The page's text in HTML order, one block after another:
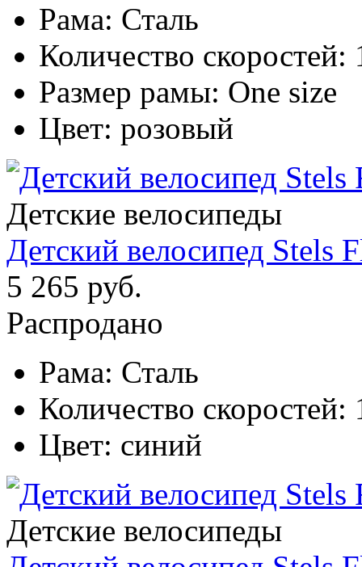
Рама: Сталь
Количество скоростей:
Размер рамы: One size
Цвет: розовый
Детские велосипеды
Детский велосипед Stels
5 265 руб.
Распродано
Рама: Сталь
Количество скоростей:
Цвет: синий
Детские велосипеды